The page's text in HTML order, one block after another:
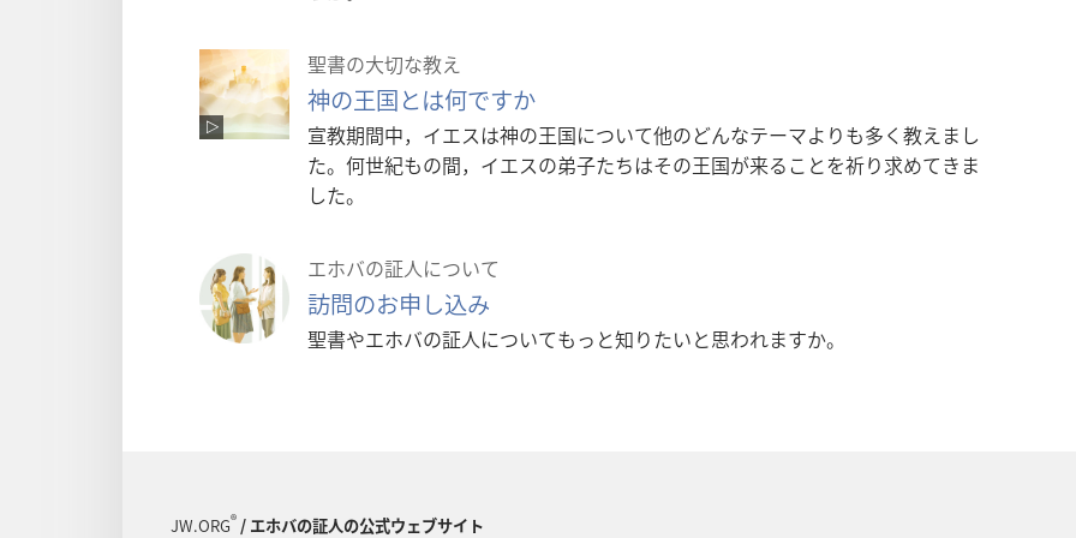
聖書の大切な教え
神の王国とは何ですか
宣教期間中，イエスは神の王国について他のどんなテーマよりも多く教えまし
た。何世紀もの間，イエスの弟子たちはその王国が来ることを祈り求めてきま
した。
エホバの証人について
訪問のお申し込み
聖書やエホバの証人についてもっと知りたいと思われますか。
JW.ORG® / エホバの証人の公式ウェブサイト